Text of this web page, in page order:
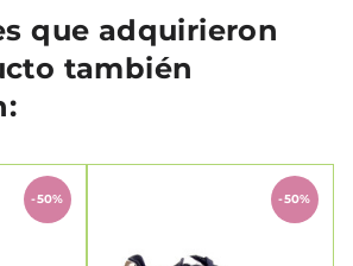
que adquirieron
también
-50% -50%